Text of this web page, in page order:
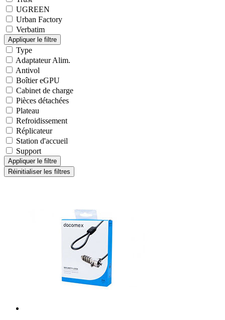
UGREEN
Urban Factory
Verbatim
Type
Adaptateur Alim.
Antivol
Boîtier eGPU
Cabinet de charge
Pièces détachées
Plateau
Refroidissement
Réplicateur
Station d'accueil
Support